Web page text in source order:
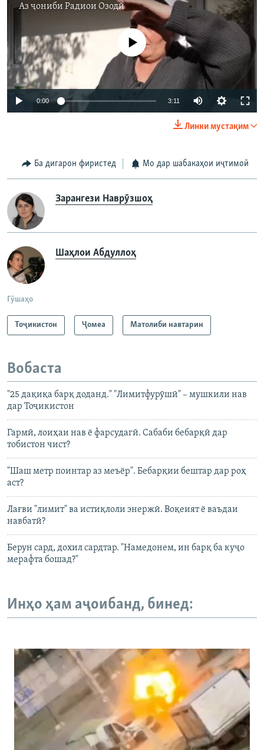
Аз ҷониби Радиои Озодӣ
360p
Феълан кор намекунад
0:00 3:11
480p
720p
Линки мустақим
Ба дигарон фиристед Мо дар шабакаҳои иҷтимоӣ
Зарангези Наврӯзшоҳ
Шаҳлои Абдуллоҳ
Гӯшаҳо
Тоҷикистон Ҷомeа Матолиби навтарин
Вобаста
"25 дақиқа барқ доданд." "Лимитфурӯшӣ" – мушкили нав
дар Тоҷикистон
Гармӣ, лоиҳаи нав ё фарсудагӣ. Сабаби бебарқӣ дар
тобистон чист?
"Шаш метр поинтар аз меъёр". Бебарқии бештар дар роҳ
аст?
Лағви "лимит" ва истиқлоли энержӣ. Воқеият ё ваъдаи
навбатӣ?
Берун сард, дохил сардтар. "Намедонем, ин барқ ба куҷо
мерафта бошад?"
Инҳо ҳам аҷоибанд, бинед: